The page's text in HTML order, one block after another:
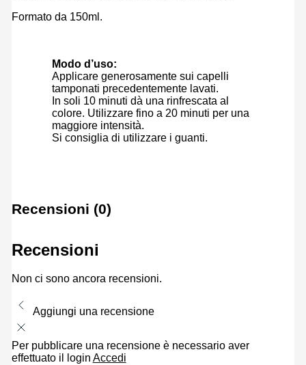
Formato da 150ml.
Modo d’uso:
Applicare generosamente sui capelli
tamponati precedentemente lavati.
In soli 10 minuti dà una rinfrescata al
colore. Utilizzare fino a 20 minuti per una
maggiore intensità.
Si consiglia di utilizzare i guanti.
Recensioni (0)
Recensioni
Non ci sono ancora recensioni.
Aggiungi una recensione
Per pubblicare una recensione è necessario aver
effettuato il login Accedi